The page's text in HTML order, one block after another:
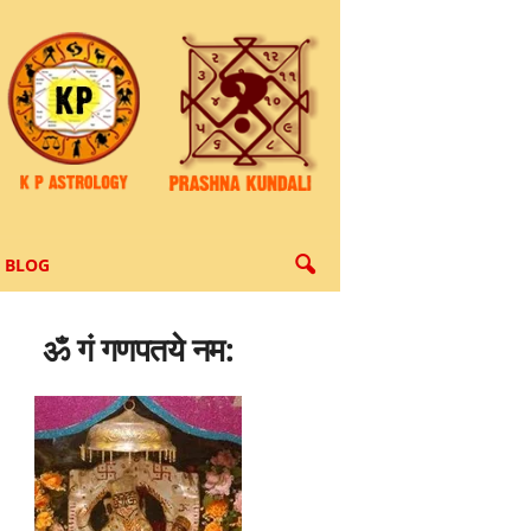
BLOG
ॐ गं गणपतये नम: